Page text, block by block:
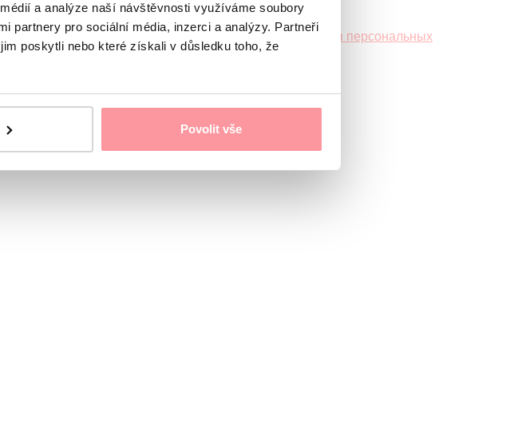
a analýze naší návštěvnosti využíváme soubory
partnery pro sociální média, inzerci a analýzy. Partneři
poskytli nebo které získali v důsledku toho, že
Povolit vše
любой вопрос
Политики конфиденциальности.
Правила защиты персональных